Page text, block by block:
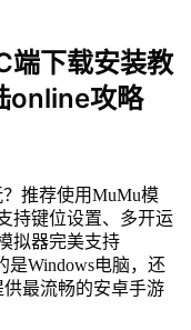
line攻略
端下载安装教
online攻略
推荐使用MuMu模
持键位设置、多开运
拟器完美支持
是Windows电脑，还
最流畅的安卓手游